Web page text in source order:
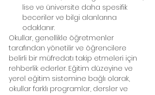
lise ve üniversite daha spesifik
beceriler ve bilgi alanlarına
odaklanır.
Okullar, genellikle öğretmenler
tarafından yönetilir ve öğrencilere
belirli bir müfredatı takip etmeleri için
rehberlik ederler. Eğitim düzeyine ve
yerel eğitim sistemine bağlı olarak,
okullar farklı programlar, dersler ve